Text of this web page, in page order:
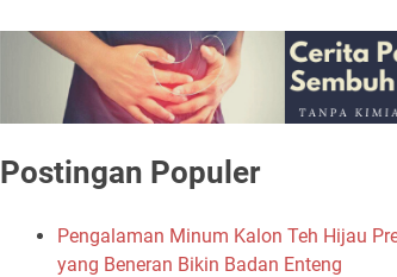
Postingan Populer
Pengalaman Minum Kalon Teh Hijau
yang Beneran Bikin Badan Enteng